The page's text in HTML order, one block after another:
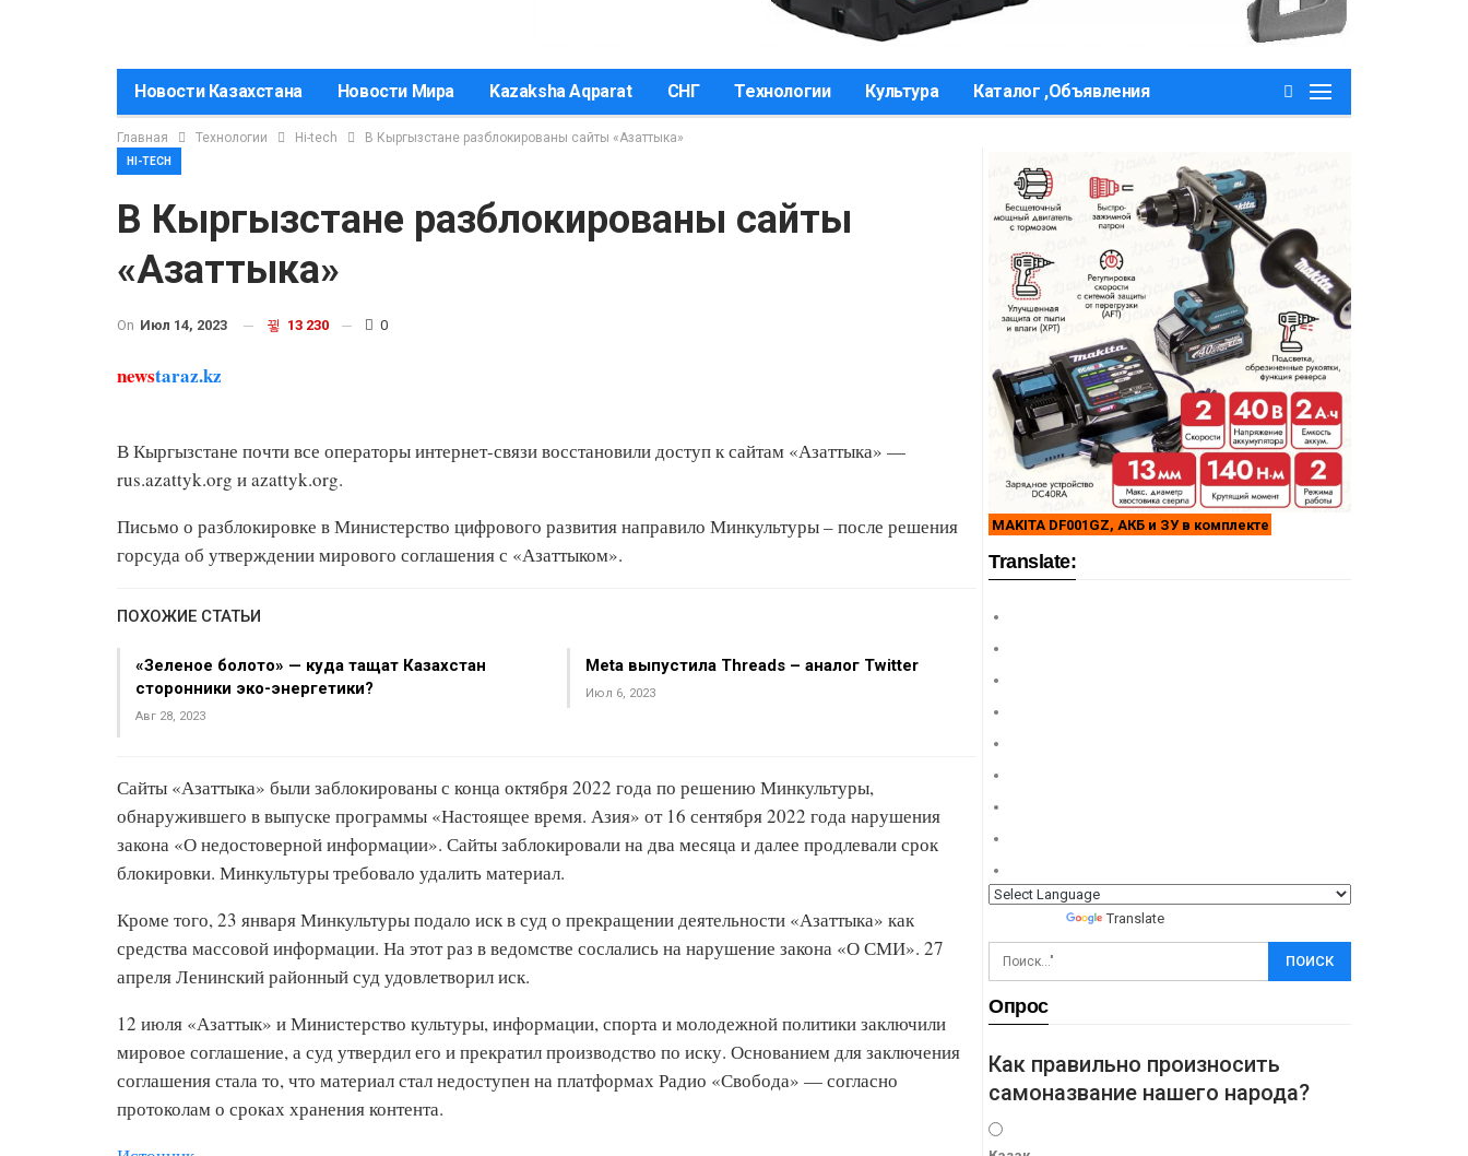
Новости Казахстана Новости Мира Kazaksha Aqparat СНГ Технологии Культура Каталог ,Объявления
Главная Технологии Hi-tech В Кыргызстане разблокированы сайты «Азаттыка»
HI-TECH
В Кыргызстане разблокированы сайты
«Азаттыка»
On Июл 14, 2023 13 230 0
newstaraz.kz
В Кыргызстане почти все операторы интернет-связи восстановили доступ к сайтам «Азаттыка» —
rus.azattyk.org и azattyk.org.
Письмо о разблокировке в Министерство цифрового развития направило Минкультуры – после решения
горсуда об утверждении мирового соглашения с «Азаттыком».
ПОХОЖИЕ СТАТЬИ
«Зеленое болото» — куда тащат Казахстан
сторонники эко-энергетики?
Авг 28, 2023
Meta выпустила Threads – аналог Twitter
Июл 6, 2023
Сайты «Азаттыка» были заблокированы с конца октября 2022 года по решению Минкультуры,
обнаружившего в выпуске программы «Настоящее время. Азия» от 16 сентября 2022 года нарушения
закона «О недостоверной информации». Сайты заблокировали на два месяца и далее продлевали срок
блокировки. Минкультуры требовало удалить материал.
Кроме того, 23 января Минкультуры подало иск в суд о прекращении деятельности «Азаттыка» как
средства массовой информации. На этот раз в ведомстве сослались на нарушение закона «О СМИ». 27
апреля Ленинский районный суд удовлетворил иск.
12 июля «Азаттык» и Министерство культуры, информации, спорта и молодежной политики заключили
мировое соглашение, а суд утвердил его и прекратил производство по иску. Основанием для заключения
соглашения стала то, что материал стал недоступен на платформах Радио «Свобода» — согласно
протоколам о сроках хранения контента.
MAKITA DF001GZ, АКБ и ЗУ в комплекте
Translate:
Translate
Опрос
Как правильно произносить
самоназвание нашего народа?